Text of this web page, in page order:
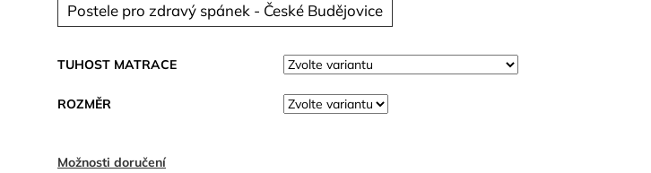
Postele pro zdravý spánek - České Budějovice
TUHOST MATRACE
ROZMĚR
Možnosti doručení